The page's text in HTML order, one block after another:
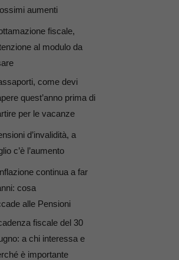
aumenti
fiscale,
al modulo da
come devi
quest’anno prima di
per le vacanze
d’invalidità, a
c’è l’aumento
continua a far
cosa
alle Pensioni
fiscale del 30
a chi interessa e
è importante